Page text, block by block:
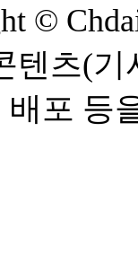
©
텐츠(
포 등